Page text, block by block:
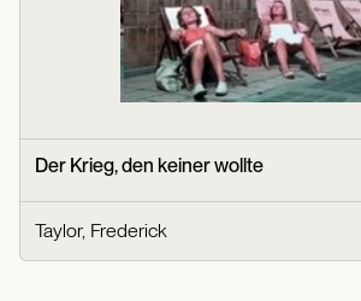
Der Krieg, den keiner wollte
Taylor, Frederick